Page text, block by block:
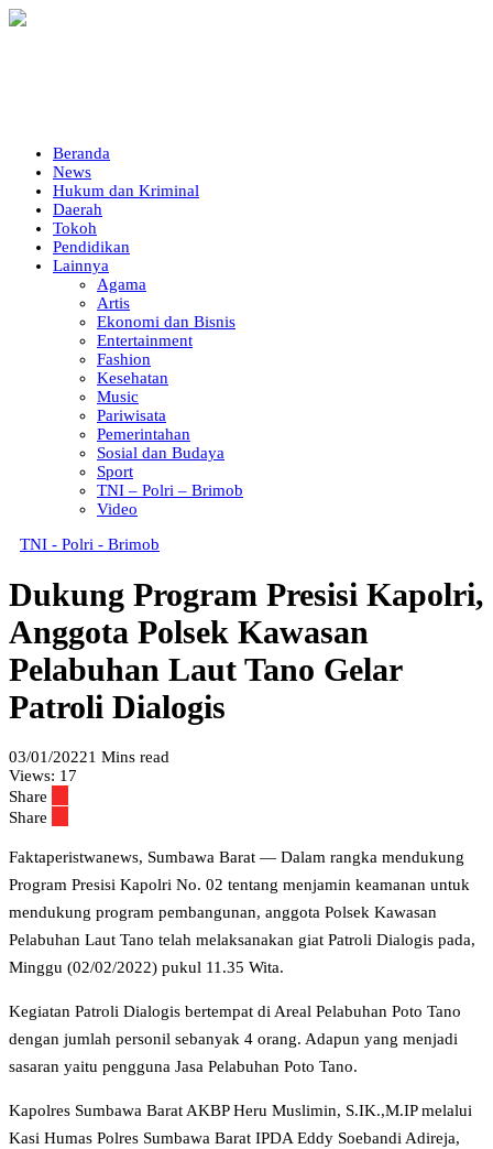
Beranda
News
Hukum dan Kriminal
Daerah
Tokoh
Pendidikan
Lainnya
Agama
Artis
Ekonomi dan Bisnis
Entertainment
Fashion
Kesehatan
Music
Pariwisata
Pemerintahan
Sosial dan Budaya
Sport
TNI – Polri – Brimob
Video
TNI - Polri - Brimob
Dukung Program Presisi Kapolri,
Anggota Polsek Kawasan
Pelabuhan Laut Tano Gelar
Patroli Dialogis
03/01/20221 Mins read
Views: 17
Share
Share
Faktaperistwanews, Sumbawa Barat — Dalam rangka mendukung
Program Presisi Kapolri No. 02 tentang menjamin keamanan untuk
mendukung program pembangunan, anggota Polsek Kawasan
Pelabuhan Laut Tano telah melaksanakan giat Patroli Dialogis pada,
Minggu (02/02/2022) pukul 11.35 Wita.
Kegiatan Patroli Dialogis bertempat di Areal Pelabuhan Poto Tano
dengan jumlah personil sebanyak 4 orang. Adapun yang menjadi
sasaran yaitu pengguna Jasa Pelabuhan Poto Tano.
Kapolres Sumbawa Barat AKBP Heru Muslimin, S.IK.,M.IP melalui
Kasi Humas Polres Sumbawa Barat IPDA Eddy Soebandi Adireja,